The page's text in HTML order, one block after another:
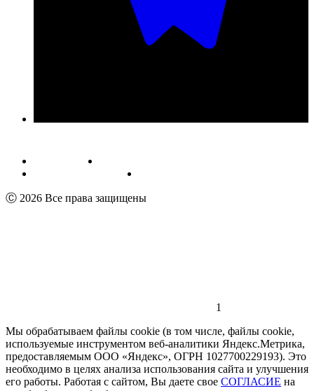
Публичная оферта
Пользовательское соглашение
Ⓒ 2026 Все права защищены
1
Мы обрабатываем файлы cookie (в том числе, файлы cookie,
используемые инструментом веб-аналитики Яндекс.Метрика,
предоставляемым ООО «Яндекс», ОГРН 1027700229193). Это
необходимо в целях анализа использования сайта и улучшения
его работы. Работая с сайтом, Вы даете свое СОГЛАСИЕ на